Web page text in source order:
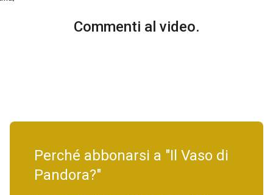
Commenti al video.
Perché abbonarsi a "Il Vaso di
Pandora?"